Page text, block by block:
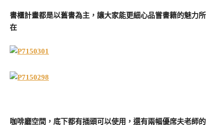
書櫃計畫都是以舊書為主，讓大家能更細心品嘗書籍的魅力所
在
咖啡廳空間，底下都有插頭可以使用，還有兩幅優席夫老師的